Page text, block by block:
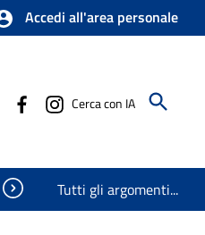
Accedi all'area personale
Cerca con IA
Visualizza oggetti nascosti
Tutti gli argomenti...